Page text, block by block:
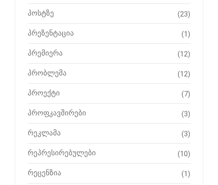
პოსტზე (23)
პრეზენტაცია (1)
პრემიერა (12)
პრობლემა (12)
პროექტი (7)
პროფკავშირები (3)
რეკლამა (3)
რეპრესირებულები (10)
რეცენზია (1)